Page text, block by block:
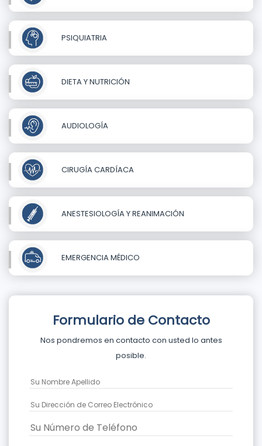
PSIQUIATRIA
DIETA Y NUTRICIÓN
AUDIOLOGÍA
CIRUGÍA CARDÍACA
ANESTESIOLOGÍA Y REANIMACIÓN
EMERGENCIA MÉDICO
Formulario de Contacto
Nos pondremos en contacto con usted lo antes
posible.